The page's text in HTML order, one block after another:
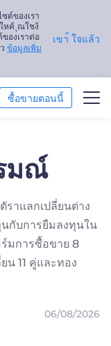
ต์ของเรา
ใหค้ ุณใชง้
องเราต่อ
ข้อมูลเพิ่ม
เขา้ ใจแล้ว
ซื้อขายตอนนี้
มณ์
ราแลกเปลี่ยนต่าง
กับการยืมลงทุนใน
มการซื้อขาย 8
น 11 คู่และทอง
06/08/2026